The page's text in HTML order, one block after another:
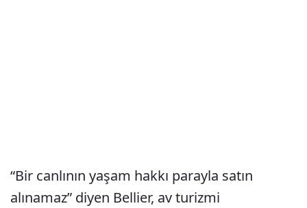
“Bir canlının yaşam hakkı parayla satın
alınamaz” diyen Bellier, av turizmi